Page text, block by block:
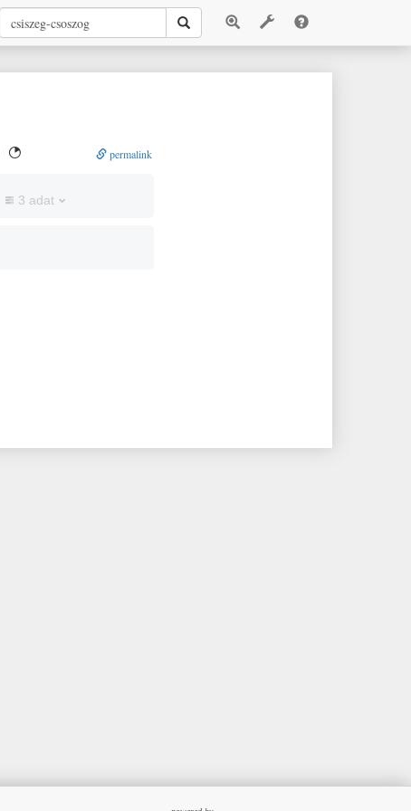
 permalink
3 adat